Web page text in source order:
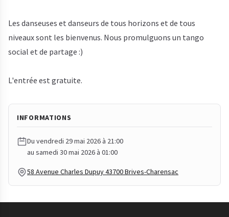
Les danseuses et danseurs de tous horizons et de tous
niveaux sont les bienvenus. Nous promulguons un tango
social et de partage :)
L'entrée est gratuite.
INFORMATIONS
Du vendredi 29 mai 2026 à 21:00
au samedi 30 mai 2026 à 01:00
58 Avenue Charles Dupuy 43700 Brives-Charensac